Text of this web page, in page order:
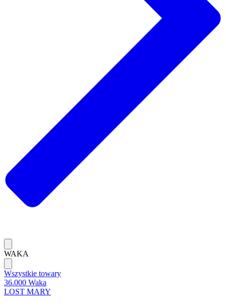
WAKA
Wszystkie towary
36.000 Waka
LOST MARY